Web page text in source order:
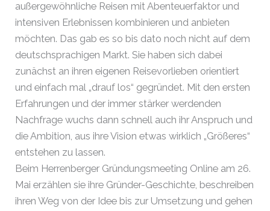
außergewöhnliche Reisen mit Abenteuerfaktor und
intensiven Erlebnissen kombinieren und anbieten
möchten. Das gab es so bis dato noch nicht auf dem
deutschsprachigen Markt. Sie haben sich dabei
zunächst an ihren eigenen Reisevorlieben orientiert
und einfach mal „drauf los“ gegründet. Mit den ersten
Erfahrungen und der immer stärker werdenden
Nachfrage wuchs dann schnell auch ihr Anspruch und
die Ambition, aus ihre Vision etwas wirklich „Größeres“
entstehen zu lassen.
Beim Herrenberger Gründungsmeeting Online am 26.
Mai erzählen sie ihre Gründer-Geschichte, beschreiben
ihren Weg von der Idee bis zur Umsetzung und gehen